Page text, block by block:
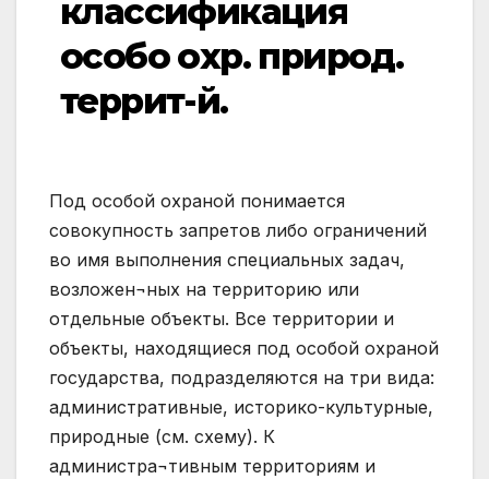
классификация
особо охр. природ.
террит-й.
Под особой охраной понимается
совокупность запретов либо ограничений
во имя выполнения специальных задач,
возложен¬ных на территорию или
отдельные объекты. Все территории и
объекты, находящиеся под особой охраной
государства, подразделяются на три вида:
административные, историко-культурные,
природные (см. схему). К
администра¬тивным территориям и